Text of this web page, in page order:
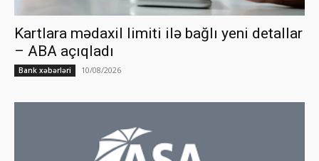
Kartlara mədaxil limiti ilə bağlı yeni detallar
– ABA açıqladı
Bank xəbərləri 10/08/2026